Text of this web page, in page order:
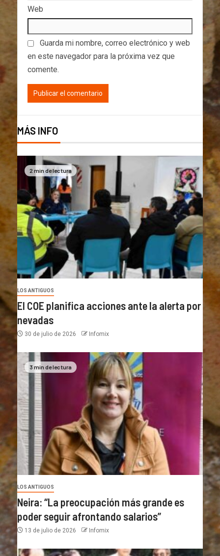
Web
Guarda mi nombre, correo electrónico y web
en este navegador para la próxima vez que
comente.
MÁS INFO
2 min de lectura
LOS ANTIGUOS
El COE planifica acciones ante la alerta por
nevadas
30 de julio de 2026 Infomix
3 min de lectura
LOS ANTIGUOS
Neira: “La preocupación más grande es
poder seguir afrontando salarios”
13 de julio de 2026 Infomix